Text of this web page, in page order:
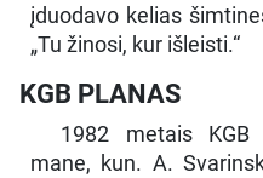
įduodavo kelias
„Tu žinosi, kur išleisti.“
KGB PLANAS
1982 metais
mane, kun. A.